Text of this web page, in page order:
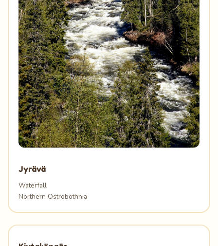
Jyrävä
Waterfall
Northern Ostrobothnia